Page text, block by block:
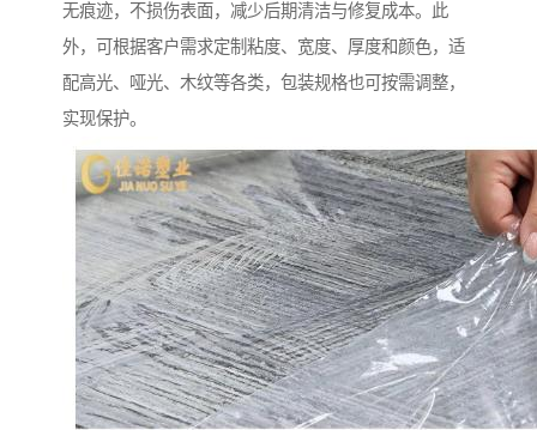
无痕迹，不损伤表面，减少后期清洁与修复成本。此
外，可根据客户需求定制粘度、宽度、厚度和颜色，适
配高光、哑光、木纹等各类，包装规格也可按需调整，
实现保护。